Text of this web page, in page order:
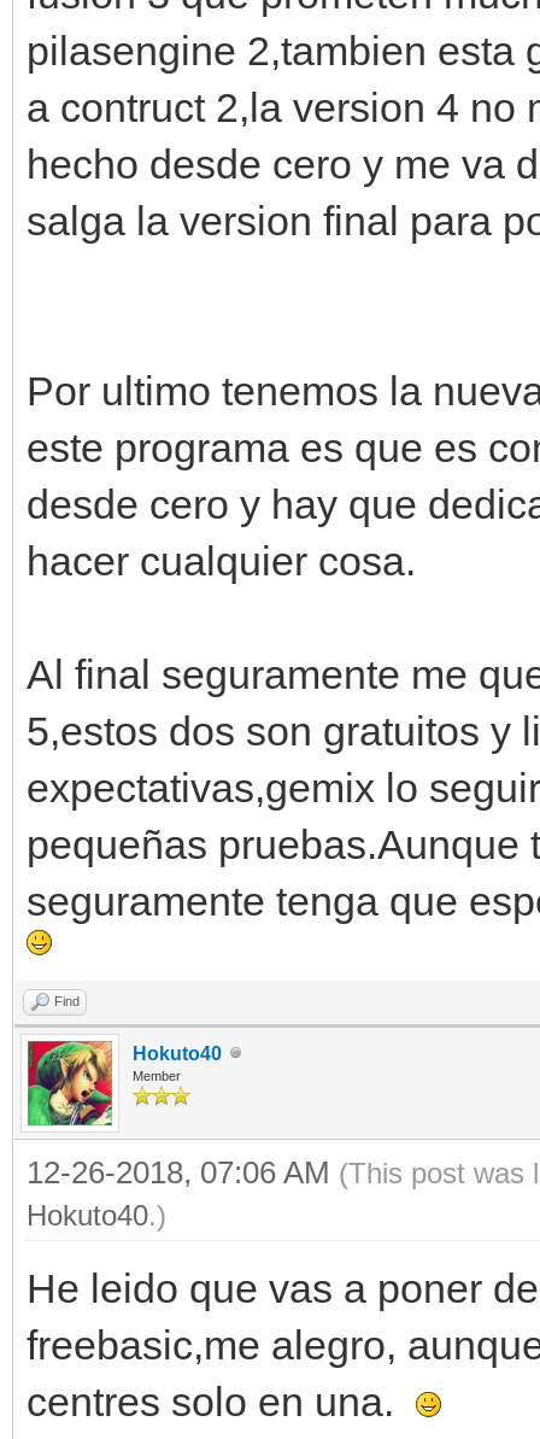
pilasengine 2,tambien esta
a contruct 2,la version 4 no
hecho desde cero y me va
salga la version final para
Por ultimo tenemos la
este programa es que es
desde cero y hay que
hacer cualquier cosa.
Al final seguramente me
5,estos dos son gratuitos y
expectativas,gemix lo
pequeñas pruebas.Aunque
seguramente tenga que
Find
Hokuto40
Member
12-26-2018, 07:06 AM (This post was
Hokuto40.)
He leido que vas a poner
freebasic,me alegro,
centres solo en una.